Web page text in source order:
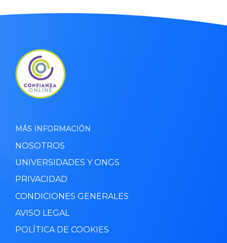
MÁS INFORMACIÓN
NOSOTROS
UNIVERSIDADES Y ONGS
PRIVACIDAD
CONDICIONES GENERALES
AVISO LEGAL
POLÍTICA DE COOKIES